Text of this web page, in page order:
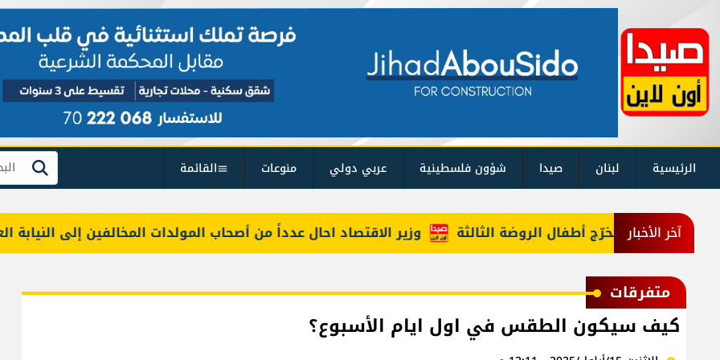
الرئيسية لبنان صيدا شؤون فلسطينية عربي دولي منوعات القائمة بحث
آخر الأخبار وزير الاقتصاد احال عدداً من أصحاب المولدات المخالفين إلى النيابة العامة احتفالًا بتخرّج أطفال الروضة الثالثة
متفرقات
كيف سيكون الطقس في اول ايام الأسبوع؟